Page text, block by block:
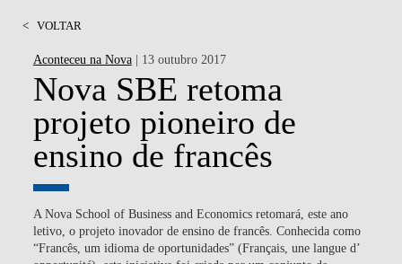
< VOLTAR
Aconteceu na Nova| 13 outubro 2017
Nova SBE retoma
projeto pioneiro de
ensino de francês
A Nova School of Business and Economics retomará, este ano
letivo, o projeto inovador de ensino de francês. Conhecida como
“Francês, um idioma de oportunidades” (Français, une langue d’